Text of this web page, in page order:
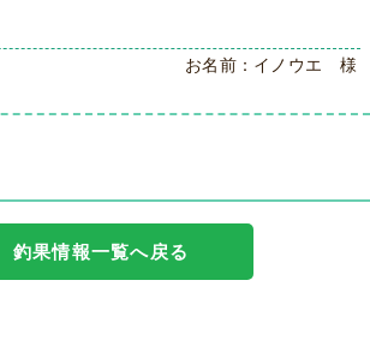
お名前：イノウエ 様
釣果情報一覧へ戻る